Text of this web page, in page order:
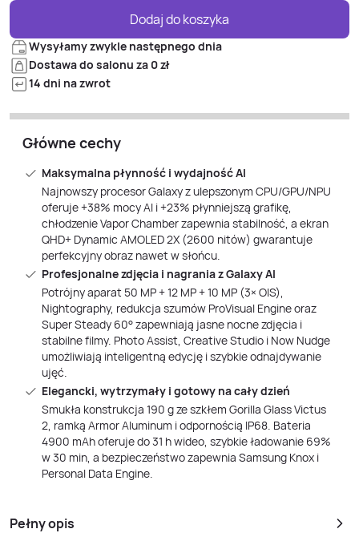
Dodaj do koszyka
Wysyłamy zwykle następnego dnia
Dostawa do salonu za 0 zł
14 dni na zwrot
Główne cechy
Maksymalna płynność i wydajność AI
Najnowszy procesor Galaxy z ulepszonym CPU/GPU/NPU
oferuje +38% mocy AI i +23% płynniejszą grafikę,
chłodzenie Vapor Chamber zapewnia stabilność, a ekran
QHD+ Dynamic AMOLED 2X (2600 nitów) gwarantuje
perfekcyjny obraz nawet w słońcu.
Profesjonalne zdjęcia i nagrania z Galaxy AI
Potrójny aparat 50 MP + 12 MP + 10 MP (3× OIS),
Nightography, redukcja szumów ProVisual Engine oraz
Super Steady 60° zapewniają jasne nocne zdjęcia i
stabilne filmy. Photo Assist, Creative Studio i Now Nudge
umożliwiają inteligentną edycję i szybkie odnajdywanie
ujęć.
Elegancki, wytrzymały i gotowy na cały dzień
Smukła konstrukcja 190 g ze szkłem Gorilla Glass Victus
2, ramką Armor Aluminum i odpornością IP68. Bateria
4900 mAh oferuje do 31 h wideo, szybkie ładowanie 69%
w 30 min, a bezpieczeństwo zapewnia Samsung Knox i
Personal Data Engine.
Pełny opis